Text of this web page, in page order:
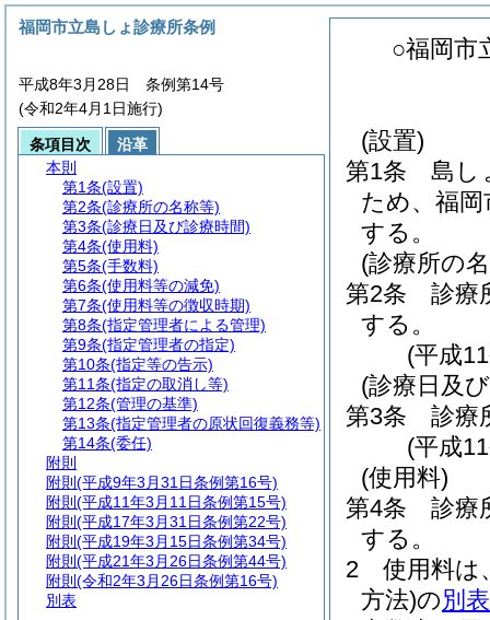
○福岡市
(設置)
第1条
島し
ため、福
する。
(診療所の
第2条
診療
する。
(平成
(診療日及
第3条
診療
(平成
(使用料)
第4条
診療
する。
2
使用料は
方法)の別
福岡市立島しょ診療所条例
平成8年3月28日 条例第14号
(令和2年4月1日施行)
条項目次
沿革
本則
第1条(設置)
第2条(診療所の名称等)
第3条(診療日及び診療時間)
第4条(使用料)
第5条(手数料)
第6条(使用料等の減免)
第7条(使用料等の徴収時期)
第8条(指定管理者による管理)
第9条(指定管理者の指定)
第10条(指定等の告示)
第11条(指定の取消し等)
第12条(管理の基準)
第13条(指定管理者の原状回復義務等)
第14条(委任)
附則
附則 (平成9年3月31日条例第16号)
附則 (平成11年3月11日条例第15号)
附則 (平成17年3月31日条例第22号)
附則 (平成19年3月15日条例第34号)
附則 (平成21年3月26日条例第44号)
附則 (令和2年3月26日条例第16号)
別表